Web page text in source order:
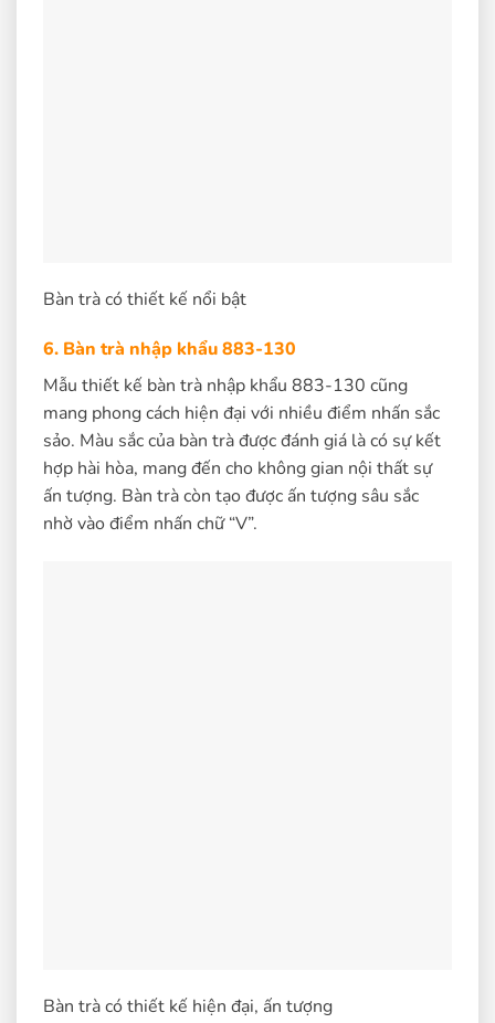
Bàn trà có thiết kế nổi bật
6. Bàn trà nhập khẩu 883-130
Mẫu thiết kế bàn trà nhập khẩu 883-130 cũng
mang phong cách hiện đại với nhiều điểm nhấn sắc
sảo. Màu sắc của bàn trà được đánh giá là có sự kết
hợp hài hòa, mang đến cho không gian nội thất sự
ấn tượng. Bàn trà còn tạo được ấn tượng sâu sắc
nhờ vào điểm nhấn chữ “V”.
Bàn trà có thiết kế hiện đại, ấn tượng